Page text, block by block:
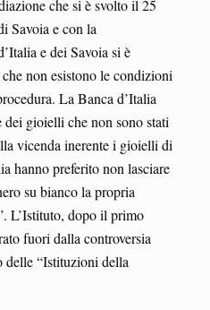
che si è svolto il 25
Savoia e con la
e dei Savoia si è
non esistono le condizioni
La Banca d’Italia
gioielli che non sono stati
vicenda inerente i gioielli di
hanno preferito non lasciare
su bianco la propria
L’Istituto, dopo il primo
fuori dalla controversia
delle “Istituzioni della